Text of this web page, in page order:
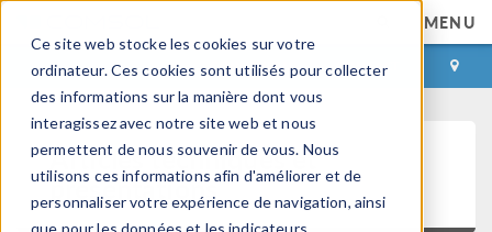
Ce site web stocke les cookies sur votre
ordinateur. Ces cookies sont utilisés pour collecter
des informations sur la manière dont vous
interagissez avec notre site web et nous
permettent de nous souvenir de vous. Nous
utilisons ces informations afin d'améliorer et de
personnaliser votre expérience de navigation, ainsi
que pour les données et les indicateurs
MENU
CONNEXION CONTACT
Articles techniques et
présentations